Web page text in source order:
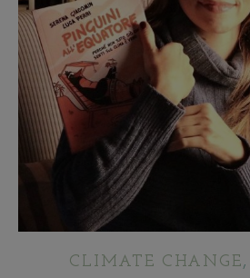
CLIMATE CHANGE,